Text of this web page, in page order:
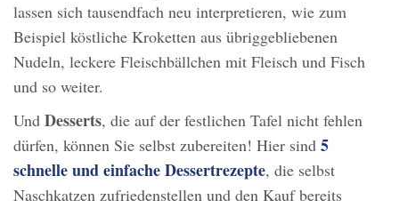
lassen sich tausendfach neu interpretieren, wie zum
Beispiel köstliche Kroketten aus übriggebliebenen
Nudeln, leckere Fleischbällchen mit Fleisch und Fisch
und so weiter.
Und Desserts, die auf der festlichen Tafel nicht fehlen
dürfen, können Sie selbst zubereiten! Hier sind 5
schnelle und einfache Dessertrezepte, die selbst
Naschkatzen zufriedenstellen und den Kauf bereits